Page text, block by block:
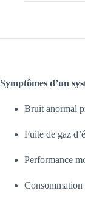
Symptômes d’un
Bruit anormal
Fuite de gaz
Performance
Consommation